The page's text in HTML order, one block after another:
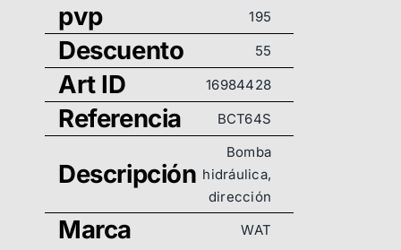
pvp 195
Descuento 55
Art ID 16984428
Referencia BCT64S
Descripción
Bomba
hidráulica,
dirección
Marca WAT